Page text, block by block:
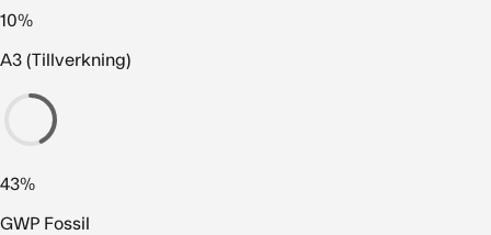
10%
A3 (Tillverkning)
43%
GWP Fossil